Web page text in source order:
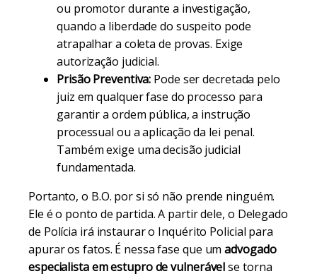
ou promotor durante a investigação,
quando a liberdade do suspeito pode
atrapalhar a coleta de provas. Exige
autorização judicial.
Prisão Preventiva: Pode ser decretada pelo
juiz em qualquer fase do processo para
garantir a ordem pública, a instrução
processual ou a aplicação da lei penal.
Também exige uma decisão judicial
fundamentada.
Portanto, o B.O. por si só não prende ninguém.
Ele é o ponto de partida. A partir dele, o Delegado
de Polícia irá instaurar o Inquérito Policial para
apurar os fatos. É nessa fase que umadvogado
especialista em estupro de vulnerávelse torna